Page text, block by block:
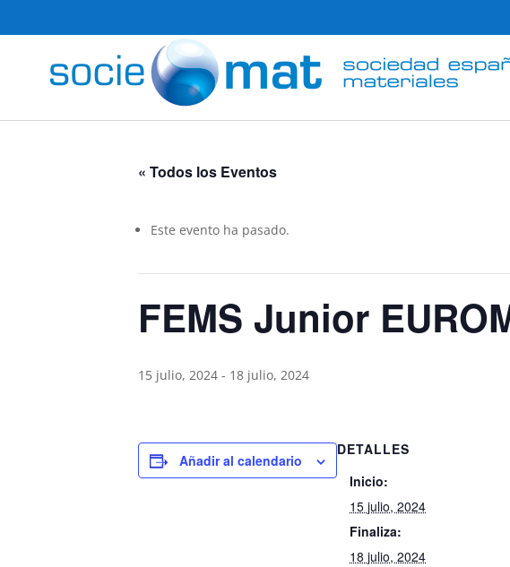
« Todos los Eventos
Este evento ha pasado.
FEMS Junior
15 julio, 2024 - 18 julio, 2024
Añadir al calendario
DETALLES
Inicio:
15 julio, 2024
Finaliza:
18 julio, 2024